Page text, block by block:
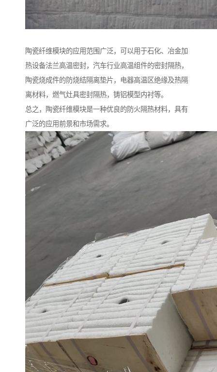
陶瓷纤维模块的应用范围广泛，可以用于石化、冶金加
热设备法兰高温密封，汽车行业高温组件的密封隔热，
陶瓷烧成件的防烧结隔离垫片，电器高温区绝缘及热隔
离材料，燃气灶具密封隔热，铸铝模型内衬等。
总之，陶瓷纤维模块是一种优良的防火隔热材料，具有
广泛的应用前景和市场需求。